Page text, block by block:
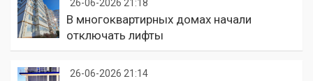
26-06-2026 21:18
В многоквартирных домах начали
отключать лифты
26-06-2026 21:14